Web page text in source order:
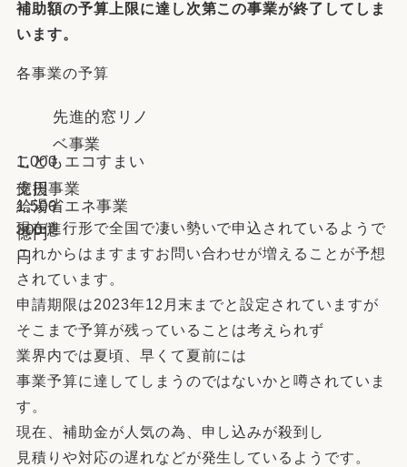
補助額の予算上限に達し次第この事業が終了してしま
います。
各事業の予算
先進的窓リノ
ベ事業
1,000
億円
こどもエコすまい
支援事業
1,500
億円
給湯省エネ事業
300億
円
現在進行形で全国で凄い勢いで申込されているようで
これからはますますお問い合わせが増えることが予想
されています。
申請期限は2023年12月末までと設定されていますが
そこまで予算が残っていることは考えられず
業界内では夏頃、早くて夏前には
事業予算に達してしまうのではないかと噂されていま
す。
現在、補助金が人気の為、申し込みが殺到し
見積りや対応の遅れなどが発生しているようです。